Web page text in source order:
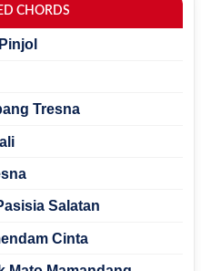
CHORDS
Tresna
Salatan
Cinta